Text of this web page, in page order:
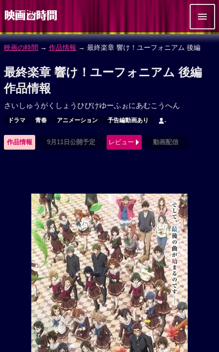
映画の時間 → 作品情報 → 最終楽章 響け！ユーフォニアム 後編
最終楽章 響け！ユーフォニアム 後編
作品情報
さいしゅうがくしょうひびけゆーふぉにあむこうへん
ドラマ 青春 アニメーション 予告編動画あり -
作品情報 9月11日公開予定 レビュー 動画配信